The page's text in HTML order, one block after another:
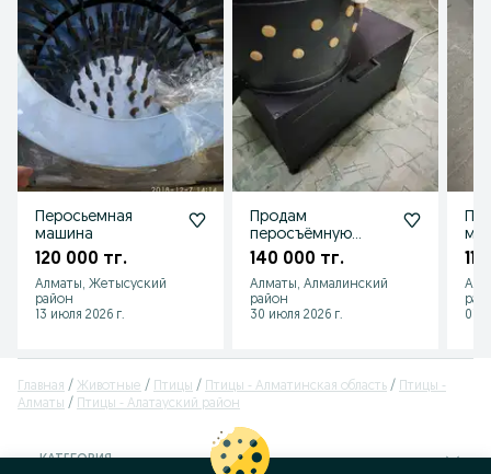
Перосьемная
машина
120 000 тг.
Алматы, Жетысуский
район
13 июля 2026 г.
Продам
перосъёмную
машину
140 000 тг.
Алматы, Алмалинский
район
30 июля 2026 г.
01
Главная Животные Птицы Птицы - Алматинская область
Птицы -
Алматы
Птицы - Алатауский район
КАТЕГОРИЯ